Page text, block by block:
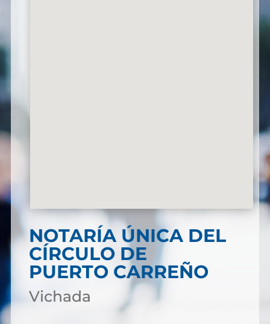
NOTARÍA ÚNICA DEL
CÍRCULO DE
PUERTO CARREÑO
Vichada